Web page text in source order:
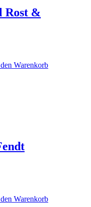
Rost &
Warenkorb
Warenkorb